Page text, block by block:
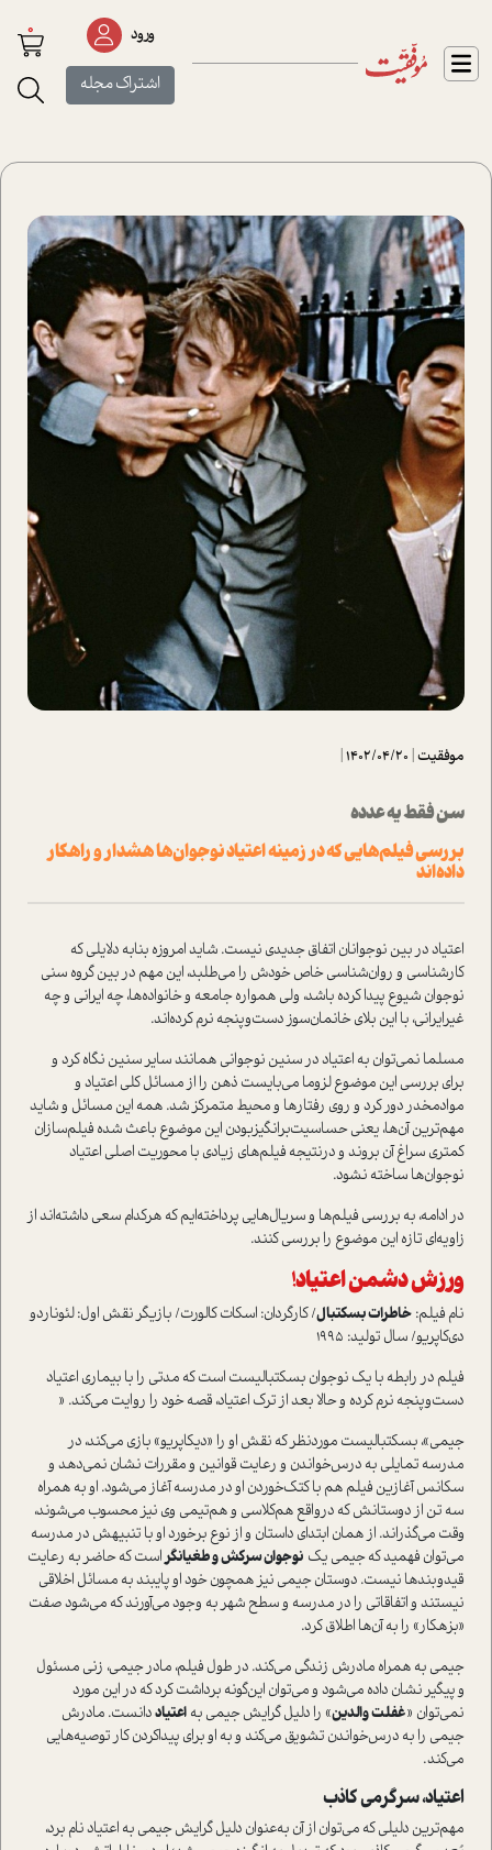
ورود
اشتراک مجله
0
موفقیت|
1402/04/20
|
سن فقط یه عدده
بررسی فیلم‌هایی که در زمینه اعتیاد نوجوان‌ها هشدار و راهکار
داده‌اند
اعتیاد در بین نوجوانان اتفاق جدیدی نیست. شاید امروزه بنا‌به دلایلی که
کارشناسی و روان‌شناسی خاص خودش را می‌طلبد، این مهم در بین گروه سنی
نوجوان شیوع پیدا کرده باشد، ولی همواره جامعه و خانواده‌ها، چه ایرانی و چه
غیر‌ایرانی، با این بلای خانمان‌سوز دست‌و‌پنجه نرم کرده‌اند.
مسلما نمی‌توان به اعتیاد در سنین نوجوانی همانند سایر سنین نگاه کرد و
برای بررسی این موضوع لزوما می‌بایست ذهن را از مسائل کلی اعتیاد و
مواد‌مخدر دور کرد و روی رفتارها و محیط متمرکز شد. همه این مسائل و شاید
مهم‌ترین آن‌ها، یعنی حساسیت‌برانگیز‌بودن این موضوع باعث شده فیلم‌سازان
کمتری سراغ آن بروند و در‌نتیجه فیلم‌های زیادی با محوریت اصلی اعتیاد
نوجوان‌ها ساخته نشود.
در ادامه، به بررسی فیلم‌ها و سریال‌هایی پرداخته‌ایم که هرکدام سعی داشته‌اند از
زاویه‌ای تازه این موضوع را بررسی کنند.
ورزش دشمن اعتیاد!
نام فیلم: خاطرات بسکتبال/ کارگردان: اسکات کالورت/ بازیگر نقش اول: لئوناردو
دی‌کاپریو/ سال تولید: 1995
فیلم در رابطه با یک نوجوان بسکتبالیست است که مدتی را با بیماری اعتیاد
دست‌و‌پنجه نرم کرده و حالا بعد از ترک اعتیاد، قصه خود را روایت می‌کند. «
جیمی»، بسکتبالیست مورد‌نظر که نقش او را «دیکاپریو» بازی می‌کند، در
مدرسه تمایلی به درس‌خواندن و رعایت قوانین و مقررات نشان نمی‌دهد و
سکانس آغازین فیلم هم با کتک‌خوردن او در مدرسه آغاز می‌شود. او به همراه
سه تن از دوستانش که در‌واقع هم‌کلاسی و هم‌تیمی وی نیز محسوب می‌شوند،
وقت می‌گذراند. از همان ابتدای داستان و از نوع برخورد او با تنبیهش در مدرسه
می‌توان فهمید که جیمی یک نوجوان سرکش و طغیانگراست که حاضر به رعایت
قید‌و‌بندها نیست. دوستان جیمی نیز همچون خود او پایبند به مسائل اخلاقی
نیستند و اتفاقاتی را در مدرسه و سطح شهر به وجود می‌آورند که می‌شود صفت
«بزهکار» را به آن‌ها اطلاق کرد.
جیمی به همراه مادرش زندگی می‌کند. در طول فیلم، مادر جیمی، زنی مسئول
و پیگیر نشان داده می‌شود و می‌توان این‌گونه برداشت کرد که در این مورد
نمی‌توان «غفلت والدین» را دلیل گرایش جیمی به اعتیاددانست. مادرش
جیمی را به درس‌خواندن تشویق می‌کند و به او برای پید‌اکردن کار توصیه‌هایی
می‌کند.
اعتیاد، سرگرمی کاذب
مهم‌ترین دلیلی که می‌توان از آن به‌عنوان دلیل گرایش جیمی به اعتیاد نام برد،